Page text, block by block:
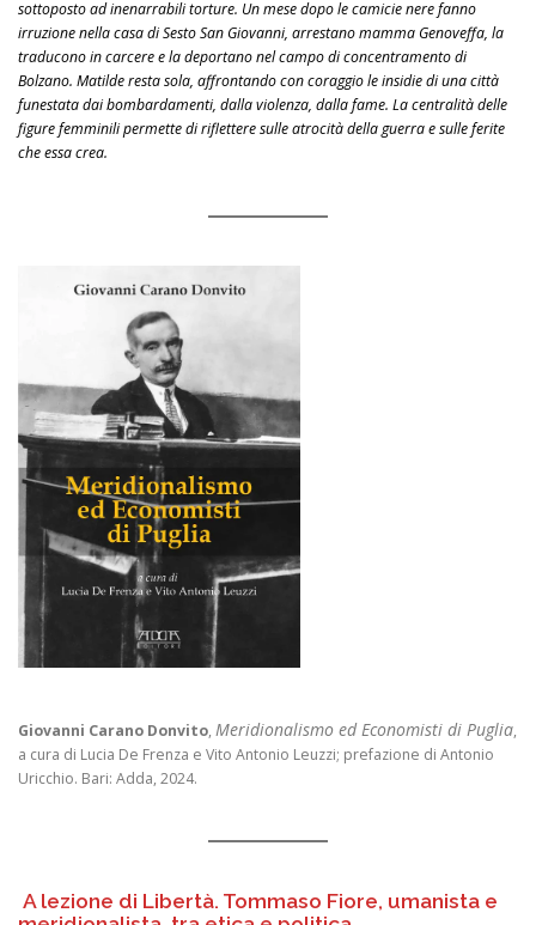
sottoposto ad inenarrabili torture. Un mese dopo le camicie nere fanno
irruzione nella casa di Sesto San Giovanni, arrestano mamma Genoveffa, la
traducono in carcere e la deportano nel campo di concentramento di
Bolzano. Matilde resta sola, affrontando con coraggio le insidie di una città
funestata dai bombardamenti, dalla violenza, dalla fame. La centralità delle
figure femminili permette di riflettere sulle atrocità della guerra e sulle ferite
che essa crea.
Giovanni Carano Donvito, Meridionalismo ed Economisti di Puglia,
a cura di Lucia De Frenza e Vito Antonio Leuzzi; prefazione di Antonio
Uricchio. Bari: Adda, 2024.
A lezione di Libertà. Tommaso Fiore, umanista e